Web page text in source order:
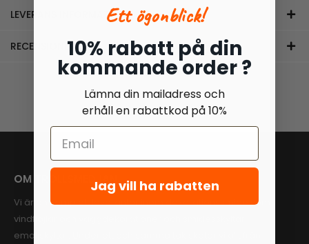
LEVERANS INFORMATION
RECENSIONER (0)
OM TROLLSMEDJAN
Vi är en komplett leverantör inom dekorationssmide som
vindflöjlar och väggdekorationer och smidesskyltar,
emaljskyltar. Under ett och samma tak sköter vi allt från
Ett ögonblick!
10% rabatt på din
kommande order ?
Lämna din mailadress och
erhåll en rabattkod på 10%
Jag vill ha rabatten